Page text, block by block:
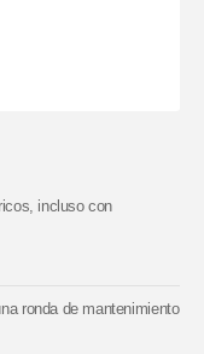
incluso con
ronda de mantenimiento